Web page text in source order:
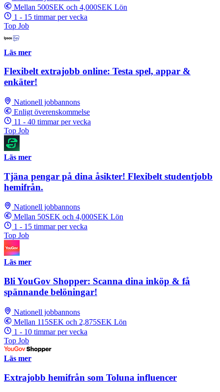
Mellan 500SEK och 4,000SEK Lön
1 - 15 timmar per vecka
Top Job
Läs mer
Flexibelt extrajobb online: Testa spel, appar &
enkäter!
Nationell jobbannons
Enligt överenskommelse
11 - 40 timmar per vecka
Top Job
Läs mer
Tjäna pengar på dina åsikter! Flexibelt studentjobb
hemifrån.
Nationell jobbannons
Mellan 50SEK och 4,000SEK Lön
1 - 15 timmar per vecka
Top Job
Läs mer
Bli YouGov Shopper: Scanna dina inköp & få
spännande belöningar!
Nationell jobbannons
Mellan 115SEK och 2,875SEK Lön
1 - 10 timmar per vecka
Top Job
Läs mer
Extrajobb hemifrån som Toluna influencer